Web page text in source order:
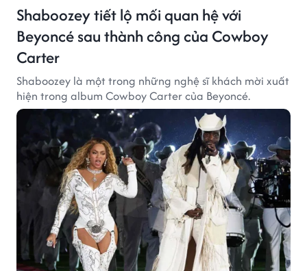
Shaboozey tiết lộ mối quan hệ với
Beyoncé sau thành công của Cowboy
Carter
Shaboozey là một trong những nghệ sĩ khách mời xuất
hiện trong album Cowboy Carter của Beyoncé.